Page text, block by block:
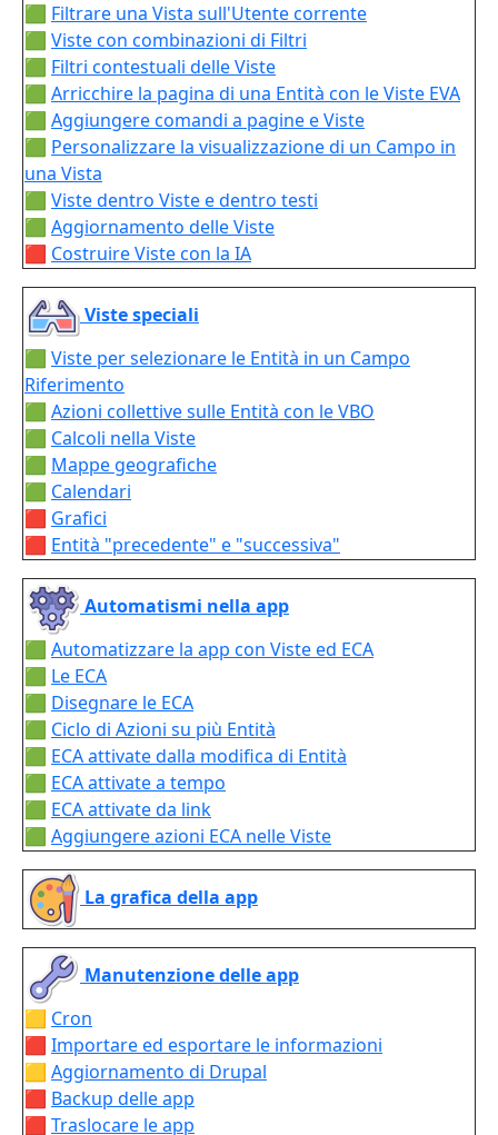
🟩 Filtrare una Vista sull'Utente corrente
🟩 Viste con combinazioni di Filtri
🟩 Filtri contestuali delle Viste
🟩 Arricchire la pagina di una Entità con le Viste EVA
🟩 Aggiungere comandi a pagine e Viste
🟩 Personalizzare la visualizzazione di un Campo in
una Vista
🟩 Viste dentro Viste e dentro testi
🟩 Aggiornamento delle Viste
🟥 Costruire Viste con la IA
Viste speciali
🟩 Viste per selezionare le Entità in un Campo
Riferimento
🟩 Azioni collettive sulle Entità con le VBO
🟩 Calcoli nella Viste
🟩 Mappe geografiche
🟩 Calendari
🟥 Grafici
🟥 Entità "precedente" e "successiva"
Automatismi nella app
🟩 Automatizzare la app con Viste ed ECA
🟩 Le ECA
🟩 Disegnare le ECA
🟩 Ciclo di Azioni su più Entità
🟩 ECA attivate dalla modifica di Entità
🟩 ECA attivate a tempo
🟩 ECA attivate da link
🟩 Aggiungere azioni ECA nelle Viste
La grafica della app
Manutenzione delle app
🟨 Cron
🟥 Importare ed esportare le informazioni
🟨 Aggiornamento di Drupal
🟥 Backup delle app
🟥 Traslocare le app